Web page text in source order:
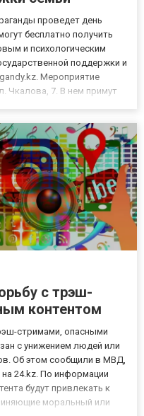
проведет день
бесплатно получить
и психологическим
поддержки и
Мероприятие
Чкалова, 7. В нем примут
с трэш-
контентом
стримами, опасными
с унижением людей или
Об этом сообщили в МВД,
24.kz. По информации
будут привлекать к
моральный или